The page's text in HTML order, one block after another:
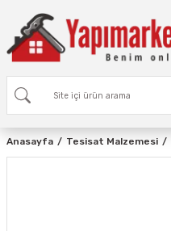
Anasayfa Tesisat Malzemesi